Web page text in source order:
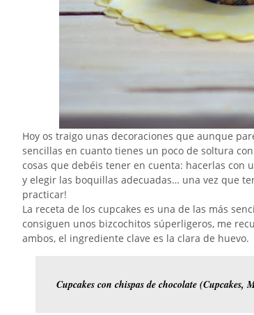
Hoy os traigo unas decoraciones que aunque
sencillas en cuanto tienes un poco de soltura
cosas que debéis tener en cuenta: hacerlas con
y elegir las boquillas adecuadas… una vez que
practicar!
La receta de los cupcakes es una de las más
consiguen unos bizcochitos súperligeros, me
ambos, el ingrediente clave es la clara de huevo.
Cupcakes con chispas de chocolate (Cupcakes,